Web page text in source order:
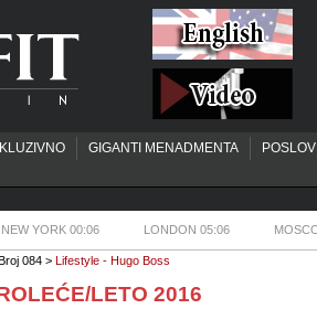
GIGANTI MENADMENTA
NEW YORK 00:06 LONDON 05:06
084 > Lifestyle - Hugo Boss
LETO 2016